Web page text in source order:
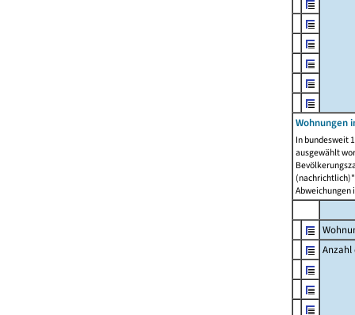
Wohnungen
In bundesweit
ausgewählt
Abweichungen
Anzahl